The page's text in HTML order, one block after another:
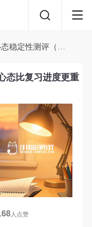
评（备考：心态比复习进度更重要）
态比复习进度更重
人点赞